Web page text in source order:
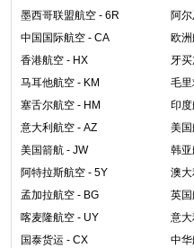
墨西哥联盟航空 - 6R
阿
中国国际航空 - CA
欧
香港航空 - HX
牙
马耳他航空 - KM
毛
塞舌尔航空 - HM
印
意大利航空 - AZ
美
美国箭航 - JW
韩
阿特拉斯航空 - 5Y
澳
孟加拉航空 - BG
英
喀麦隆航空 - UY
意
国泰货运 - CX
中